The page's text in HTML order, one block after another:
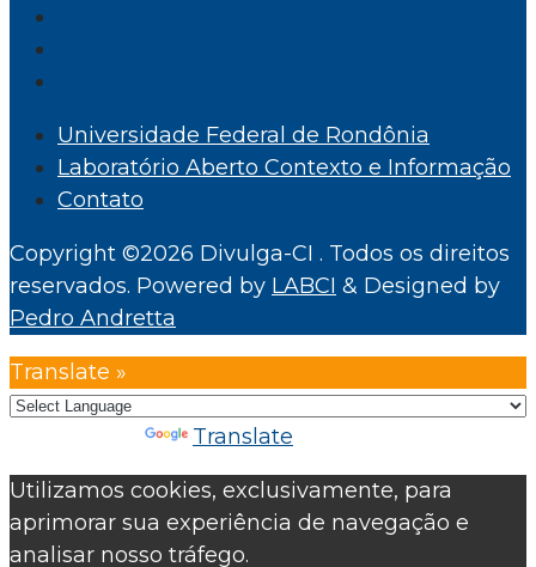
Universidade Federal de Rondônia
Laboratório Aberto Contexto e Informação
Contato
Copyright ©2026 Divulga-CI . Todos os direitos
reservados. Powered by LABCI & Designed by
Pedro Andretta
Translate »
Translate
Utilizamos cookies, exclusivamente, para
aprimorar sua experiência de navegação e
analisar nosso tráfego.